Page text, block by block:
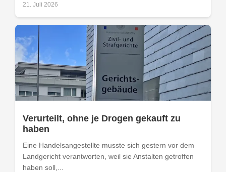
21. Juli 2026
Verurteilt, ohne je Drogen gekauft zu
haben
Eine Handelsangestellte musste sich gestern vor dem
Landgericht verantworten, weil sie Anstalten getroffen
haben soll,...